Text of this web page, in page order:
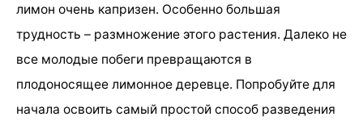
лимон очень капризен. Особенно большая
трудность – размножение этого растения. Далеко не
все молодые побеги превращаются в
плодоносящее лимонное деревце. Попробуйте для
начала освоить самый простой способ разведения